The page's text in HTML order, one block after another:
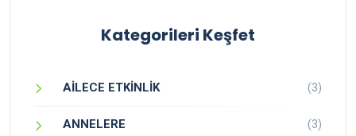
Kategorileri Keşfet
AİLECE ETKİNLİK (3)
ANNELERE (3)